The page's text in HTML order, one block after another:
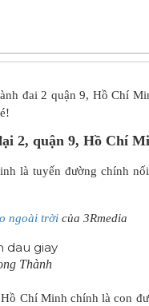
đai 2 quận 9, Hồ Chí
2, quận 9, Hồ Chí
là tuyến đường chính
ngoài trời của 3Rmedia
Thành
Chí Minh chính là con